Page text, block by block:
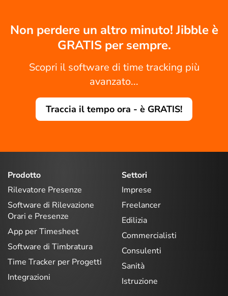
Non perdere un altro minuto! Jibble è
GRATIS per sempre.
Scopri il software di time tracking più
avanzato...
Traccia il tempo ora - è GRATIS!
Prodotto
Rilevatore Presenze
Software di Rilevazione
Orari e Presenze
App per Timesheet
Software di Timbratura
Time Tracker per Progetti
Integrazioni
Settori
Imprese
Freelancer
Edilizia
Commercialisti
Consulenti
Sanità
Istruzione